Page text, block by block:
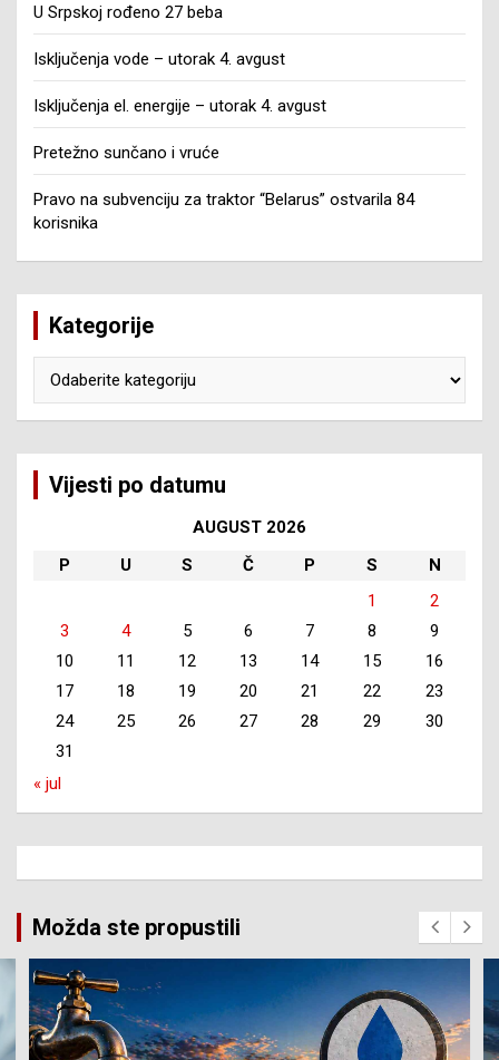
U Srpskoj rođeno 27 beba
Isključenja vode – utorak 4. avgust
Isključenja el. energije – utorak 4. avgust
Pretežno sunčano i vruće
Pravo na subvenciju za traktor “Belarus” ostvarila 84
korisnika
Kategorije
Vijesti po datumu
AUGUST 2026
P
U S Č P S
N
1
2
3
4 5 6 7 8
9
10
11 12 13 14 15
16
17
18 19 20 21 22
23
24
25 26 27 28 29
30
31
« jul
Možda ste propustili